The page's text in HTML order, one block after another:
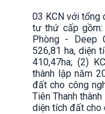
03 KCN với tổng
tư thứ cấp gồm:
Phòng - Deep
526,81 ha, diện
410,47ha; (2)
thành lập năm
đất cho công
Tiên Thanh
diện tích đất cho